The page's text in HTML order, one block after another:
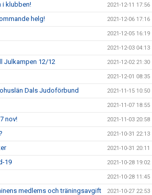
i klubben! 2021-12-11 17:56
helg! 2021-12-06 17:16
2021-12-05 16:19
2021-12-03 04:13
Julkampen 12/12 2021-12-02 21:30
2021-12-01 08:35
Dals Judoförbund 2021-11-15 10:50
2021-11-07 18:55
nov! 2021-11-03 20:58
2021-10-31 22:13
2021-10-31 20:11
19 2021-10-28 19:02
2021-10-28 11:45
medlems och träningsavgift 2021-10-27 22:53